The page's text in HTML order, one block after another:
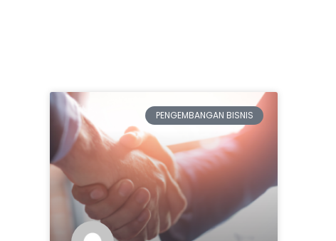
PENGEMBANGAN BISNIS